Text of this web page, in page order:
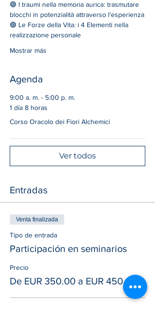
🟢 I traumi nella memoria aurica: trasmutare
blocchi in potenzialità attraverso l'esperienza
🟢 Le Forze della Vita: i 4 Elementi nella
realizzazione personale
Mostrar más
Agenda
9:00 a. m. - 5:00 p. m.
1 día 8 horas
Corso Oracolo dei Fiori Alchemici
Ver todos
Entradas
Venta finalizada
Tipo de entrada
Participación en seminarios
Precio
De EUR 350.00 a EUR 450.00